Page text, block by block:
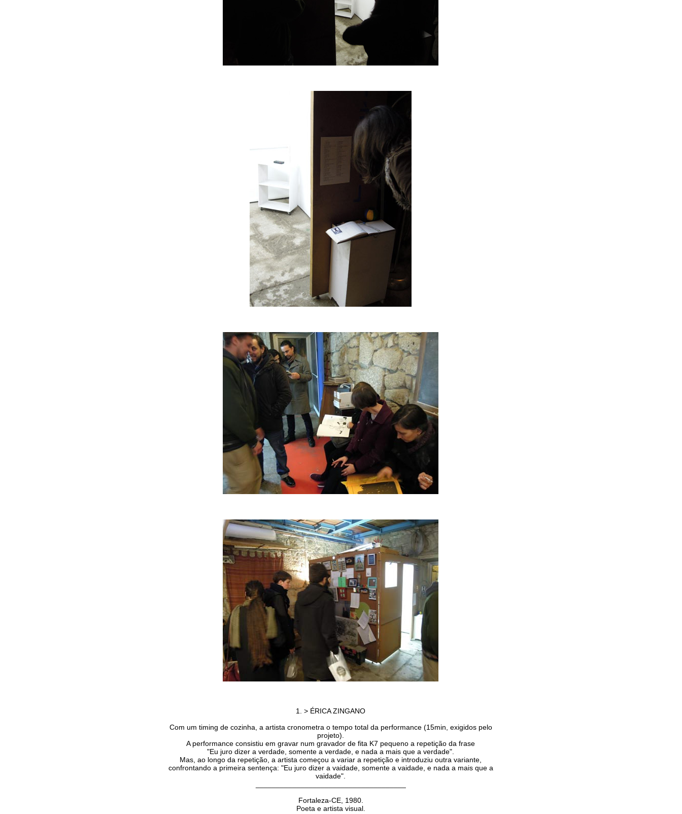
1. > ÉRICA ZINGANO
Com um timing de cozinha, a artista cronometra o tempo total da performance (15min, exigidos pelo
projeto).
A performance consistiu em gravar num gravador de fita K7 pequeno a repetição da frase
"Eu juro dizer a verdade, somente a verdade, e nada a mais que a verdade".
Mas, ao longo da repetição, a artista começou a variar a repetição e introduziu outra variante,
confrontando a primeira sentença: "Eu juro dizer a vaidade, somente a vaidade, e nada a mais que a
vaidade".
Fortaleza-CE, 1980.
Poeta e artista visual.